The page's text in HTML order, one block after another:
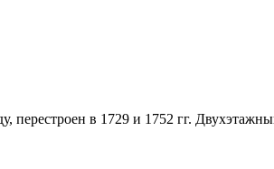
перестроен в 1729 и 1752 гг.